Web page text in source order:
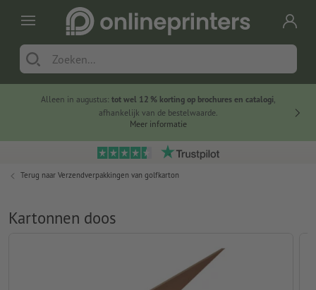
Alleen in augustus: tot wel 12 % korting op brochures en catalogi,
afhankelijk van de bestelwaarde.
Meer informatie
Terug naar Verzendverpakkingen van golfkarton
Kartonnen doos